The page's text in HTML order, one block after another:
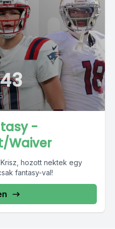
-
Waiver
hozott nektek egy
fantasy-val!